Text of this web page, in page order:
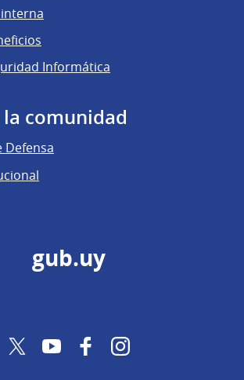
Informática
la comunidad
Defensa
gub.uy
TwitterYouTubeFacebookInstagram